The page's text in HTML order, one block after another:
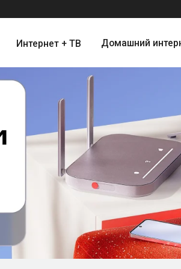
+ ТВ Домашний интернет